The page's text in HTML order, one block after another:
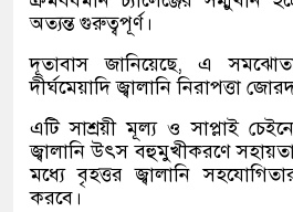
অত্যন্ত গুরুত্বপূর্ণ।
দূতাবাস জানিয়েছে, এ
দীর্ঘমেয়াদি জ্বালানি নিরাপত্তা
এটি সাশ্রয়ী মূল্য ও সাপ্লাই
জ্বালানি উৎস বহুমুখীকরণে
মধ্যে বৃহত্তর জ্বালানি
করবে।